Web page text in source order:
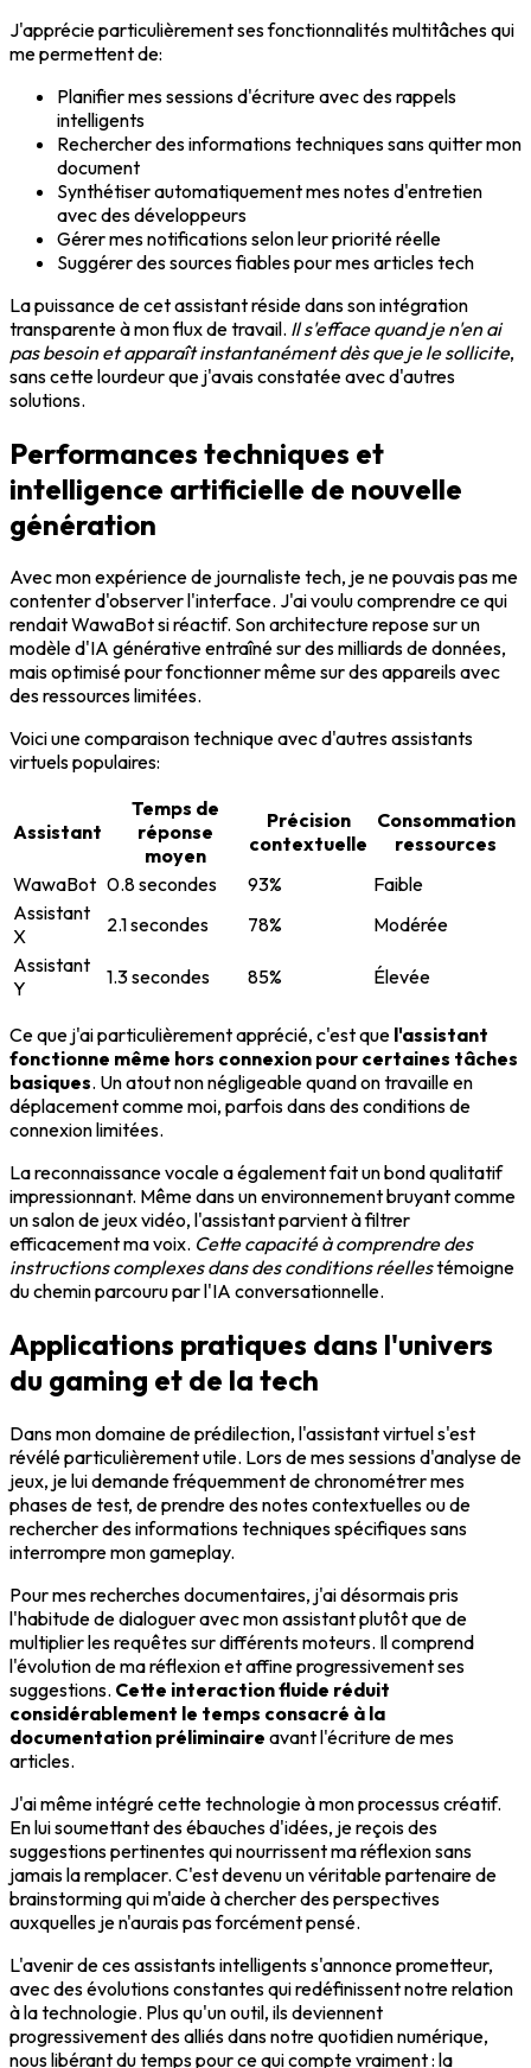
J'apprécie particulièrement ses fonctionnalités multitâches qui
me permettent de:
Planifier mes sessions d'écriture avec des rappels
intelligents
Rechercher des informations techniques sans quitter mon
document
Synthétiser automatiquement mes notes d'entretien
avec des développeurs
Gérer mes notifications selon leur priorité réelle
Suggérer des sources fiables pour mes articles tech
La puissance de cet assistant réside dans son intégration
transparente à mon flux de travail. Il s'efface quand je n'en ai
pas besoin et apparaît instantanément dès que je le sollicite,
sans cette lourdeur que j'avais constatée avec d'autres
solutions.
Performances techniques et
intelligence artificielle de nouvelle
génération
Avec mon expérience de journaliste tech, je ne pouvais pas me
contenter d'observer l'interface. J'ai voulu comprendre ce qui
rendait WawaBot si réactif. Son architecture repose sur un
modèle d'IA générative entraîné sur des milliards de données,
mais optimisé pour fonctionner même sur des appareils avec
des ressources limitées.
Voici une comparaison technique avec d'autres assistants
virtuels populaires:
Assistant
Temps de
réponse
moyen
Précision
contextuelle
Consommation
ressources
WawaBot 0.8 secondes 93%
Faible
Assistant
X
2.1 secondes 78%
Modérée
Assistant
Y
1.3 secondes 85% Élevée
Ce que j'ai particulièrement apprécié, c'est que l'assistant
fonctionne même hors connexion pour certaines tâches
basiques. Un atout non négligeable quand on travaille en
déplacement comme moi, parfois dans des conditions de
connexion limitées.
La reconnaissance vocale a également fait un bond qualitatif
impressionnant. Même dans un environnement bruyant comme
un salon de jeux vidéo, l'assistant parvient à filtrer
efficacement ma voix. Cette capacité à comprendre des
instructions complexes dans des conditions réellestémoigne
du chemin parcouru par l'IA conversationnelle.
Applications pratiques dans l'univers
du gaming et de la tech
Dans mon domaine de prédilection, l'assistant virtuel s'est
révélé particulièrement utile. Lors de mes sessions d'analyse de
jeux, je lui demande fréquemment de chronométrer mes
phases de test, de prendre des notes contextuelles ou de
rechercher des informations techniques spécifiques sans
interrompre mon gameplay.
Pour mes recherches documentaires, j'ai désormais pris
l'habitude de dialoguer avec mon assistant plutôt que de
multiplier les requêtes sur différents moteurs. Il comprend
l'évolution de ma réflexion et affine progressivement ses
suggestions. Cette interaction fluide réduit
considérablement le temps consacré à la
documentation préliminaire avant l'écriture de mes
articles.
J'ai même intégré cette technologie à mon processus créatif.
En lui soumettant des ébauches d'idées, je reçois des
suggestions pertinentes qui nourrissent ma réflexion sans
jamais la remplacer. C'est devenu un véritable partenaire de
brainstorming qui m'aide à chercher des perspectives
auxquelles je n'aurais pas forcément pensé.
L'avenir de ces assistants intelligents s'annonce prometteur,
avec des évolutions constantes qui redéfinissent notre relation
à la technologie. Plus qu'un outil, ils deviennent
progressivement des alliés dans notre quotidien numérique,
nous libérant du temps pour ce qui compte vraiment : la